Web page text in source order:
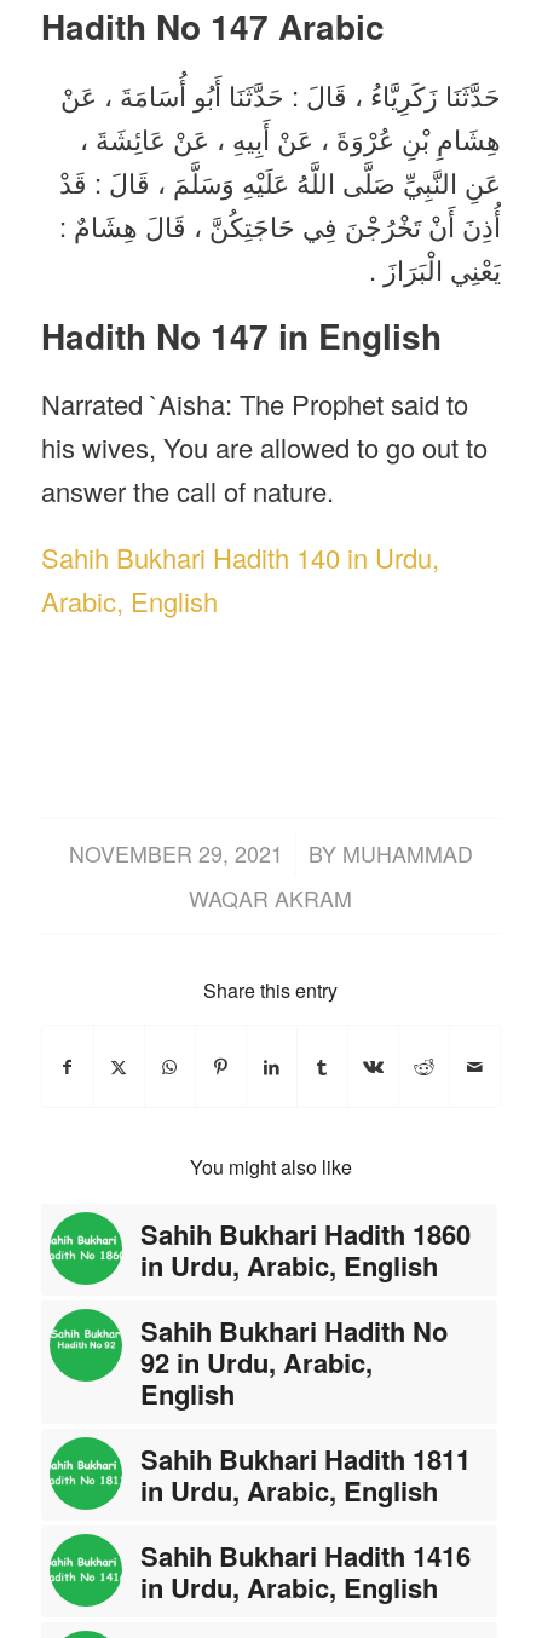
Hadith No 147 Arabic
حَدَّثَنَا زَكَرِيَّاءُ ، قَالَ : حَدَّثَنَا أَبُو أُسَامَةَ ، عَنْ
هِشَامِ بْنِ عُرْوَةَ ، عَنْ أَبِيهِ ، عَنْ عَائِشَةَ ،
عَنِ النَّبِيِّ صَلَّى اللَّهُ عَلَيْهِ وَسَلَّمَ ، قَالَ : قَدْ
أُذِنَ أَنْ تَخْرُجْنَ فِي حَاجَتِكُنَّ ، قَالَ هِشَامٌ :
يَعْنِي الْبَرَازَ .
Hadith No 147 in English
Narrated `Aisha: The Prophet said to
his wives, You are allowed to go out to
answer the call of nature.
Sahih Bukhari Hadith 140 in Urdu,
Arabic, English
NOVEMBER 29, 2021
/ BY MUHAMMAD
WAQAR AKRAM
Share this entry
You might also like
Sahih Bukhari Hadith 1860
in Urdu, Arabic, English
Sahih Bukhari Hadith No
92 in Urdu, Arabic,
English
Sahih Bukhari Hadith 1811
in Urdu, Arabic, English
Sahih Bukhari Hadith 1416
in Urdu, Arabic, English